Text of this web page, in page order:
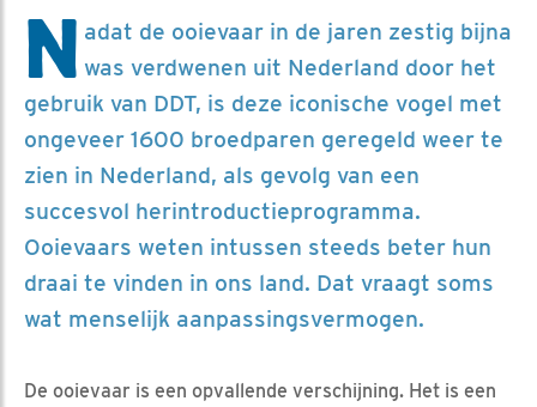
N adat de ooievaar in de jaren zestig bijna
was verdwenen uit Nederland door het
gebruik van DDT, is deze iconische vogel met
ongeveer 1600 broedparen geregeld weer te
zien in Nederland, als gevolg van een
succesvol herintroductieprogramma.
Ooievaars weten intussen steeds beter hun
draai te vinden in ons land. Dat vraagt soms
wat menselijk aanpassingsvermogen.
De ooievaar is een opvallende verschijning. Het is een